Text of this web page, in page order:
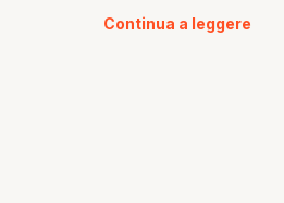
Continua a leggere